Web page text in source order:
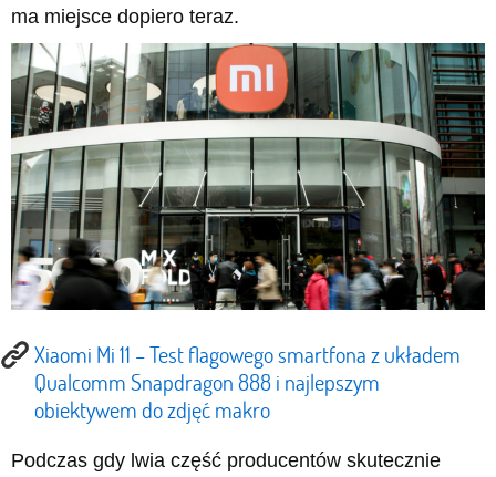
ma miejsce dopiero teraz.
Xiaomi Mi 11 – Test flagowego smartfona z układem
Qualcomm Snapdragon 888 i najlepszym
obiektywem do zdjęć makro
Podczas gdy lwia część producentów skutecznie